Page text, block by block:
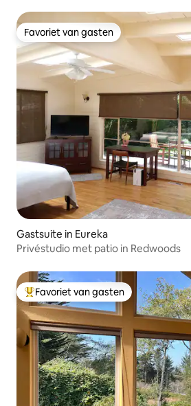
Favoriet van gasten
Favoriet van gasten
Gastsuite in Eureka
Privéstudio met patio in Redwoods
Topfavoriet van gasten
Favoriet van gasten